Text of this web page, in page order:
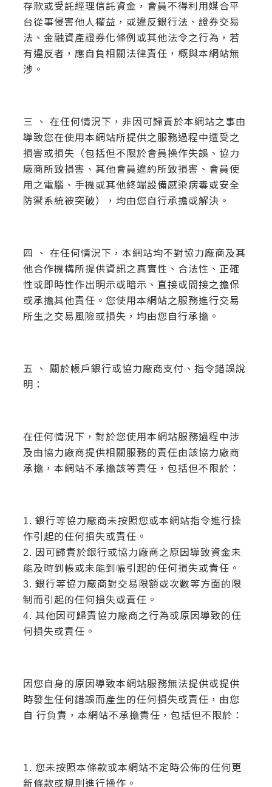
存款或受託經理信託資金，會員不得利用媒合平
台從事侵害他人權益，或違反銀行法、證券交易
法、金融資產證券化條例或其他法令之行為，若
有違反者，應自負相關法律責任，概與本網站無
涉。
三 、 在任何情況下，非因可歸責於本網站之事由
導致您在使用本網站所提供之服務過程中遭受之
損害或損失（包括但不限於會員操作失誤、協力
廠商所致損害、其他會員違約所致損害、會員使
用之電腦、手機或其他終端設備感染病毒或安全
防禦系統被突破），均由您自行承擔或解決。
四 、 在任何情況下，本網站均不對協力廠商及其
他合作機構所提供資訊之真實性、合法性、正確
性或即時性作出明示或暗示、直接或間接之擔保
或承擔其他責任。您使用本網站之服務進行交易
所生之交易風險或損失，均由您自行承擔。
五 、 關於帳戶銀行或協力廠商支付、指令錯誤說
明：
在任何情況下，對於您使用本網站服務過程中涉
及由協力廠商提供相關服務的責任由該協力廠商
承擔，本網站不承擔該等責任，包括但不限於：
1. 銀行等協力廠商未按照您或本網站指令進行操
作引起的任何損失或責任。
2. 因可歸責於銀行或協力廠商之原因導致資金未
能及時到帳或未能到帳引起的任何損失或責任。
3. 銀行等協力廠商對交易限額或次數等方面的限
制而引起的任何損失或責任。
4. 其他因可歸責協力廠商之行為或原因導致的任
何損失或責任。
因您自身的原因導致本網站服務無法提供或提供
時發生任何錯誤而產生的任何損失或責任，由您
自 行負責，本網站不承擔責任，包括但不限於：
1. 您未按照本條款或本網站不定時公佈的任何更
新條款或規則進行操作。